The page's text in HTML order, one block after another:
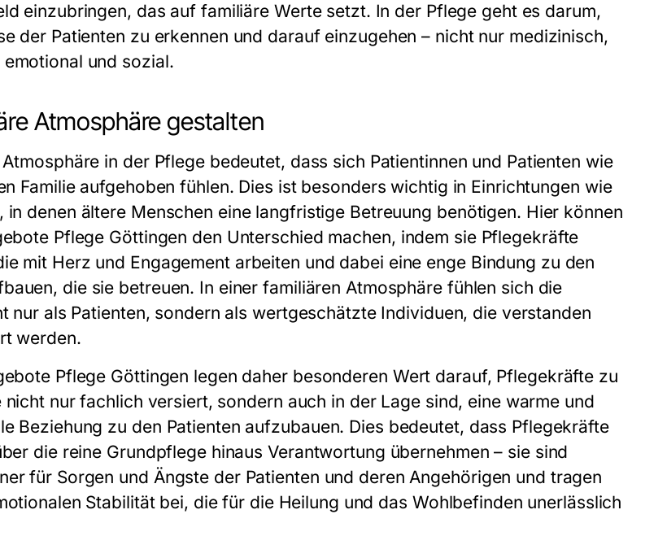
einzubringen, das auf familiäre Werte setzt. In der Pflege geht es darum,
der Patienten zu erkennen und darauf einzugehen – nicht nur medizinisch,
und sozial.
Atmosphäre gestalten
in der Pflege bedeutet, dass sich Patientinnen und Patienten wie
Familie aufgehoben fühlen. Dies ist besonders wichtig in Einrichtungen wie
in denen ältere Menschen eine langfristige Betreuung benötigen. Hier können
Pflege Göttingen den Unterschied machen, indem sie Pflegekräfte
mit Herz und Engagement arbeiten und dabei eine enge Bindung zu den
die sie betreuen. In einer familiären Atmosphäre fühlen sich die
nur als Patienten, sondern als wertgeschätzte Individuen, die verstanden
werden.
Pflege Göttingen legen daher besonderen Wert darauf, Pflegekräfte zu
nicht nur fachlich versiert, sondern auch in der Lage sind, eine warme und
Beziehung zu den Patienten aufzubauen. Dies bedeutet, dass Pflegekräfte
die reine Grundpflege hinaus Verantwortung übernehmen – sie sind
für Sorgen und Ängste der Patienten und deren Angehörigen und tragen
Stabilität bei, die für die Heilung und das Wohlbefinden unerlässlich